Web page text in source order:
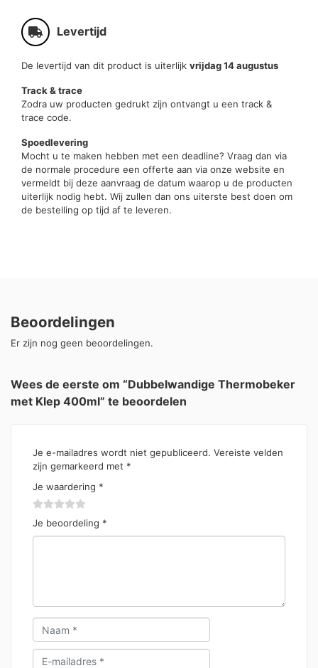
Levertijd
De levertijd van dit product is uiterlijk vrijdag 14 augustus
Track & trace
Zodra uw producten gedrukt zijn ontvangt u een track &
trace code.
Spoedlevering
Mocht u te maken hebben met een deadline? Vraag dan via
de normale procedure een offerte aan via onze website en
vermeldt bij deze aanvraag de datum waarop u de producten
uiterlijk nodig hebt. Wij zullen dan ons uiterste best doen om
de bestelling op tijd af te leveren.
Beoordelingen
Er zijn nog geen beoordelingen.
Wees de eerste om “Dubbelwandige Thermobeker
met Klep 400ml” te beoordelen
Je e-mailadres wordt niet gepubliceerd. Vereiste velden
zijn gemarkeerd met *
Je waardering *
Je beoordeling *